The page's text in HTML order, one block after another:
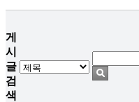
게
시
글
검
색